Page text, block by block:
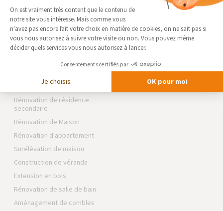
Devenir franchisé
Foire aux Questions
Conditions générales
d’intervention
Expert Bricolage
Intégrer notre réseau
Des travaux pour les pros ?
NOS GUIDES THÉMATIQUES
Rénovation de résidence
secondaire
Rénovation de Maison
Rénovation d'appartement
Surélévation de maison
Construction de véranda
Extension en bois
Rénovation de salle de bain
Aménagement de combles
Plateforme de Gestion du
On est vraiment très content que le contenu de
notre site vous intéresse. Mais comme vous
n'avez pas encore fait votre choix en matière de cookies, on ne sait pas si
vous nous autorisez à suivre votre visite ou non. Vous pouvez même
décider quels services vous nous autorisez à lancer.
Consentements certifiés par
Je choisis OK pour moi
Axeptio consent